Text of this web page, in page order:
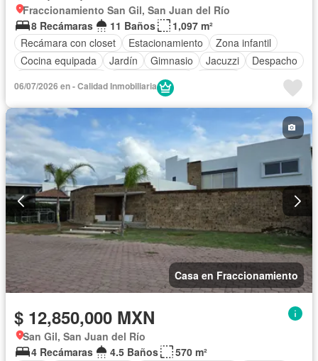
Fraccionamiento San Gil, San Juan del Río
8 Recámaras
11 Baños
1,097 m²
Recámara con closet
Estacionamiento
Zona infantil
Cocina equipada
Jardín Gimnasio Jacuzzi
Despacho
Cancha de tenis
Sin amueblar
06/07/2026 en - Calidad Inmobiliaria
Casa en Fraccionamiento
$ 12,850,000 MXN
San Gil, San Juan del Río
4 Recámaras
4.5 Baños
570 m²